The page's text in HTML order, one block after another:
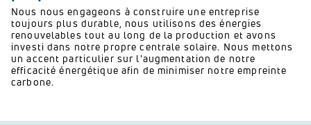
Nous nous engageons à construire une entreprise
toujours plus durable, nous utilisons des énergies
renouvelables tout au long de la production et avons
investi dans notre propre centrale solaire. Nous mettons
un accent particulier sur l'augmentation de notre
efficacité énergétique afin de minimiser notre empreinte
carbone.